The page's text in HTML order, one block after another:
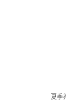
夏季